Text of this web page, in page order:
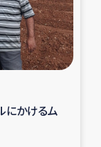
にかけるム